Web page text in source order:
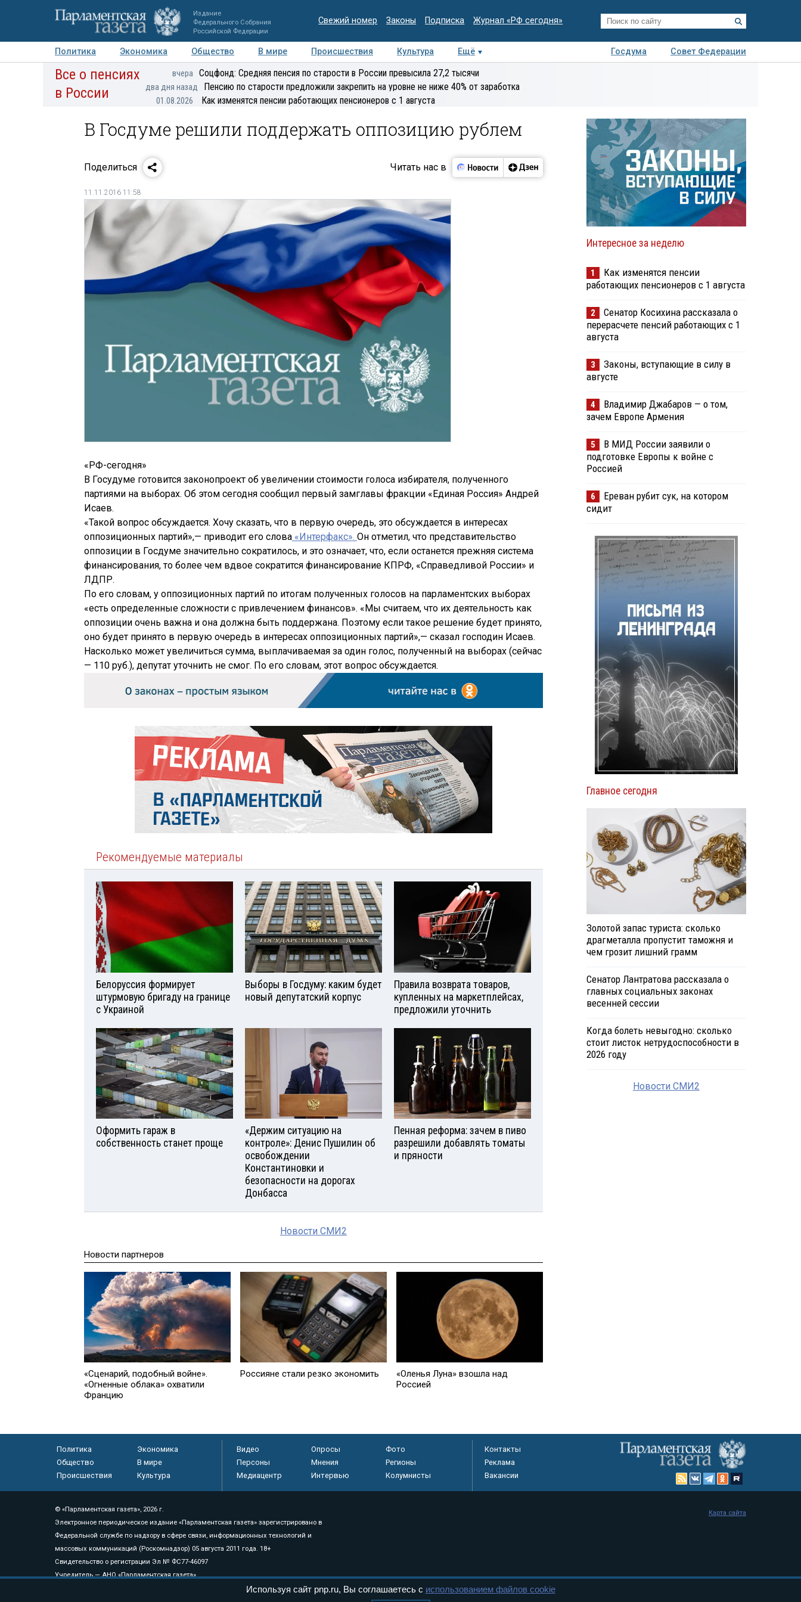
Издание
Федерального Собрания
Российской Федерации
Свежий номер Законы Подписка Журнал «РФ сегодня»
Политика Экономика Общество В мире Происшествия Культура Ещё Госдума
Совет Федерации
Авторы Персоны Мнения Регионы Медиацентр Интервью Колумнисты
экспертиза
Все о пенсиях
в России
вчера Соцфонд: Средняя пенсия по старости в России превысила 27,2 тысячи
два дня назад Пенсию по старости предложили закрепить на уровне не ниже 40% от заработка
01.08.2026 Как изменятся пенсии работающих пенсионеров с 1 августа
В Госдуме решили поддержать оппозицию рублем
Поделиться Читать нас в
11.11.2016 11:58
«РФ-сегодня»
В Госудуме готовится законопроект об увеличении стоимости голоса избирателя, полученного
партиями на выборах. Об этом сегодня сообщил первый замглавы фракции «Единая Россия» Андрей
Исаев.
«Такой вопрос обсуждается. Хочу сказать, что в первую очередь, это обсуждается в интересах
оппозиционных партий»,— приводит его слова «Интерфакс». Он отметил, что представительство
оппозиции в Госдуме значительно сократилось, и это означает, что, если останется прежняя система
финансирования, то более чем вдвое сократится финансирование КПРФ, «Справедливой России» и
ЛДПР.
По его словам, у оппозиционных партий по итогам полученных голосов на парламентских выборах
«есть определенные сложности с привлечением финансов». «Мы считаем, что их деятельность как
оппозиции очень важна и она должна быть поддержана. Поэтому если такое решение будет принято,
оно будет принято в первую очередь в интересах оппозиционных партий»,— сказал господин Исаев.
Насколько может увеличиться сумма, выплачиваемая за один голос, полученный на выборах (сейчас
— 110 руб.), депутат уточнить не смог. По его словам, этот вопрос обсуждается.
Рекомендуемые материалы
Белоруссия формирует
штурмовую бригаду на границе
с Украиной
Выборы в Госдуму: каким будет
новый депутатский корпус
Правила возврата товаров,
купленных на маркетплейсах,
предложили уточнить
Оформить гараж в
собственность станет проще
«Держим ситуацию на
контроле»: Денис Пушилин об
освобождении
Константиновки и
безопасности на дорогах
Донбасса
Пенная реформа: зачем в пиво
разрешили добавлять томаты
и пряности
Новости СМИ2
Новости партнеров
«Сценарий, подобный войне».
«Огненные облака» охватили
Францию
Россияне стали резко экономить
«Оленья Луна» взошла над
Россией
Интересное за неделю
1
Как изменятся пенсии
работающих пенсионеров с 1 августа
2
Сенатор Косихина рассказала о
перерасчете пенсий работающих с 1
августа
3
Законы, вступающие в силу в
августе
4
Владимир Джабаров — о том,
зачем Европе Армения
5
В МИД России заявили о
подготовке Европы к войне с
Россией
6
Ереван рубит сук, на котором
сидит
Главное сегодня
Золотой запас туриста: сколько
драгметалла пропустит таможня и
чем грозит лишний грамм
Сенатор Лантратова рассказала о
главных социальных законах
весенней сессии
Когда болеть невыгодно: сколько
стоит листок нетрудоспособности в
2026 году
Новости СМИ2
Политика
Экономика
Общество
В мире
Происшествия
Культура
Видео Опросы
Фото
Персоны
Мнения
Регионы
Медиацентр
Интервью Колумнисты
Контакты
Реклама
Вакансии
© «Парламентская газета», 2026 г.
Электронное периодическое издание «Парламентская газета» зарегистрировано в
Федеральной службе по надзору в сфере связи, информационных технологий и
массовых коммуникаций (Роскомнадзор) 05 августа 2011 года. 18+
Свидетельство о регистрации Эл № ФС77-46097
Учредитель — АНО «Парламентская газета»
Исполняющий обязанности главного редактора — Абдуллаев М.Р.
Карта сайта
Используя сайт pnp.ru, Вы соглашаетесь с использованием файлов cookie